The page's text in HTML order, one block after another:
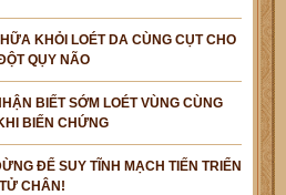
KHỎI LOÉT DA CÙNG CỤT CHO
QỤY NÃO
BIẾT SỚM LOÉT VÙNG CÙNG
BIẾN CHỨNG
ĐỂ SUY TĨNH MẠCH TIẾN TRIỂN
CHÂN!